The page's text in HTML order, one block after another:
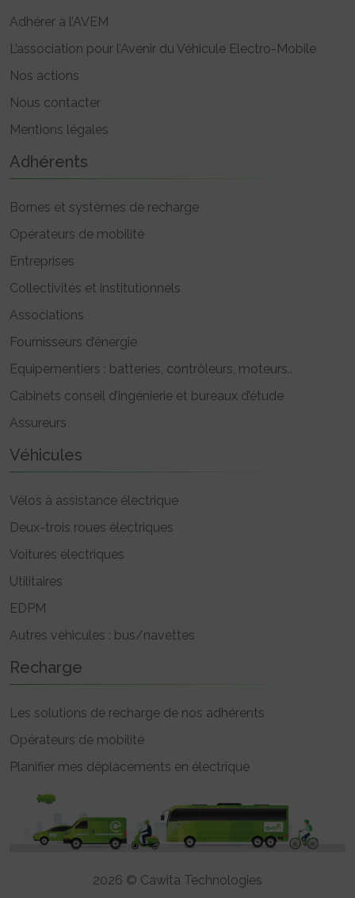
Adhérer à l’AVEM
L’association pour l’Avenir du Véhicule Electro-Mobile
Nos actions
Nous contacter
Mentions légales
Adhérents
Bornes et systèmes de recharge
Opérateurs de mobilité
Entreprises
Collectivités et institutionnels
Associations
Fournisseurs d’énergie
Equipementiers : batteries, contrôleurs, moteurs..
Cabinets conseil d’ingénierie et bureaux d’étude
Assureurs
Véhicules
Vélos à assistance électrique
Deux-trois roues électriques
Voitures électriques
Utilitaires
EDPM
Autres véhicules : bus/navettes
Recharge
Les solutions de recharge de nos adhérents
Opérateurs de mobilité
Planifier mes déplacements en électrique
2026 © Cawita Technologies